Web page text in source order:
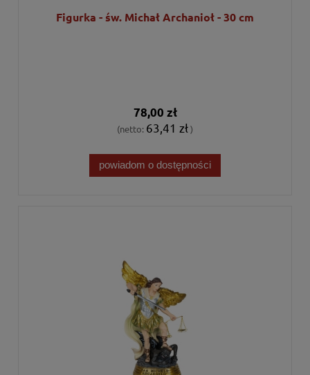
Figurka - św. Michał Archanioł - 30 cm
78,00 zł
(netto: 63,41 zł)
powiadom o dostępności